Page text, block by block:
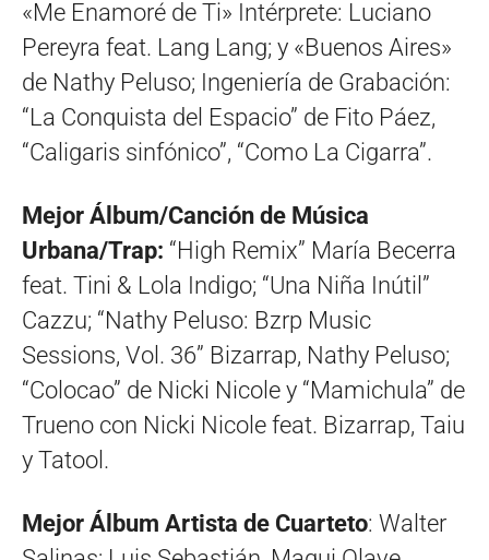
«Me Enamoré de Ti» Intérprete: Luciano
Pereyra feat. Lang Lang; y «Buenos Aires»
de Nathy Peluso; Ingeniería de Grabación:
“La Conquista del Espacio” de Fito Páez,
“Caligaris sinfónico”, “Como La Cigarra”.
Mejor Álbum/Canción de Música
Urbana/Trap: “High Remix” María Becerra
feat. Tini & Lola Indigo; “Una Niña Inútil”
Cazzu; “Nathy Peluso: Bzrp Music
Sessions, Vol. 36” Bizarrap, Nathy Peluso;
“Colocao” de Nicki Nicole y “Mamichula” de
Trueno con Nicki Nicole feat. Bizarrap, Taiu
y Tatool.
Mejor Álbum Artista de Cuarteto: Walter